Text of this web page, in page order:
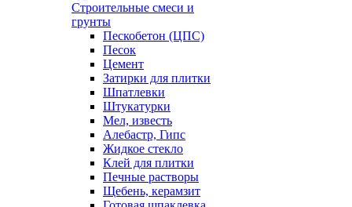
Строительные смеси и
грунты
Пескобетон (ЦПС)
Песок
Цемент
Затирки для плитки
Шпатлевки
Штукатурки
Мел, известь
Алебастр, Гипс
Жидкое стекло
Клей для плитки
Печные растворы
Щебень, керамзит